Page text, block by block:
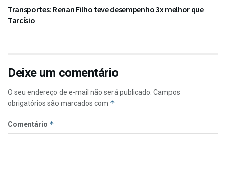
Transportes: Renan Filho teve desempenho 3x melhor que
Tarcísio
Deixe um comentário
O seu endereço de e-mail não será publicado. Campos
obrigatórios são marcados com *
Comentário *